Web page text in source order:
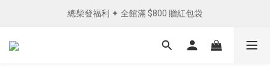
單筆消費滿 NTD1200 免運費︵✧
總柴發福利 ✦ 全館滿 $800 贈紅包袋
單筆消費滿 NTD1200 免運費︵✧